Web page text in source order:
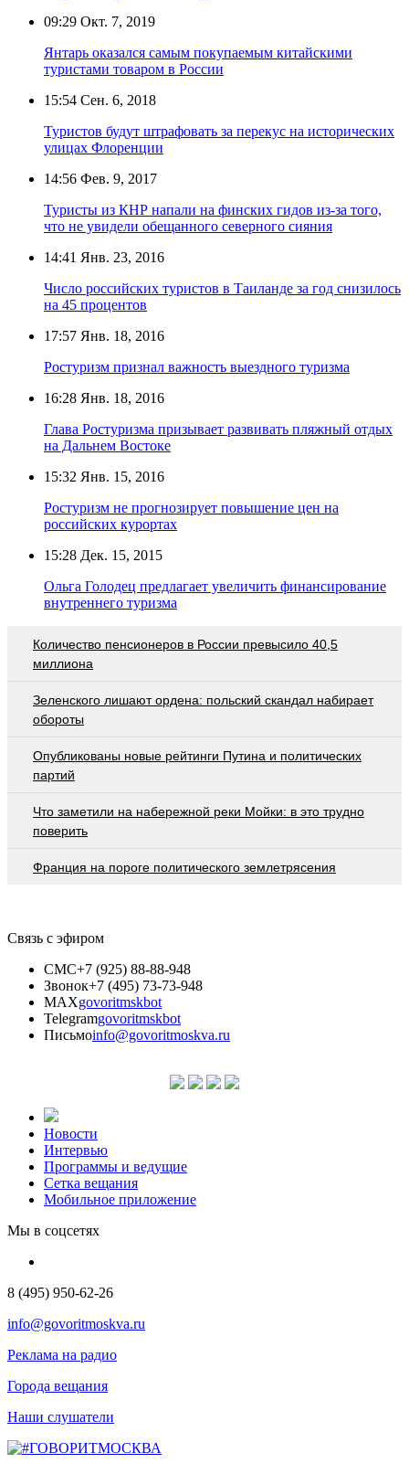
09:29 Окт. 7, 2019
Янтарь оказался самым покупаемым китайскими
туристами товаром в России
15:54 Сен. 6, 2018
Туристов будут штрафовать за перекус на исторических
улицах Флоренции
14:56 Фев. 9, 2017
Туристы из КНР напали на финских гидов из-за того,
что не увидели обещанного северного сияния
14:41 Янв. 23, 2016
Число российских туристов в Таиланде за год снизилось
на 45 процентов
17:57 Янв. 18, 2016
Ростуризм признал важность выездного туризма
16:28 Янв. 18, 2016
Глава Ростуризма призывает развивать пляжный отдых
на Дальнем Востоке
15:32 Янв. 15, 2016
Ростуризм не прогнозирует повышение цен на
российских курортах
15:28 Дек. 15, 2015
Ольга Голодец предлагает увеличить финансирование
внутреннего туризма
Количество пенсионеров в России превысило 40,5
миллиона
Зеленского лишают ордена: польский скандал набирает
обороты
Опубликованы новые рейтинги Путина и политических
партий
Что заметили на набережной реки Мойки: в это трудно
поверить
Франция на пороге политического землетрясения
Связь с эфиром
СМС+7 (925) 88-88-948
Звонок+7 (495) 73-73-948
MAXgovoritmskbot
Telegramgovoritmskbot
Письмоinfo@govoritmoskva.ru
Новости
Интервью
Программы и ведущие
Сетка вещания
Мобильное приложение
Мы в соцсетях
8 (495) 950-62-26
info@govoritmoskva.ru
Реклама на радио
Города вещания
Наши слушатели